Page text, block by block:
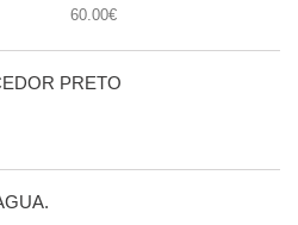
60.00€
PRETO